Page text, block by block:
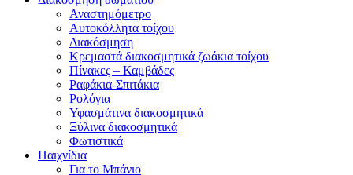
Αναστημόμετρο
Αυτοκόλλητα τοίχου
Διακόσμηση
Κρεμαστά διακοσμητικά ζωάκια τοίχου
Πίνακες – Καμβάδες
Ραφάκια-Σπιτάκια
Ρολόγια
Υφασμάτινα διακοσμητικά
Ξύλινα διακοσμητικά
Φωτιστικά
Παιχνίδια
Για το Μπάνιο